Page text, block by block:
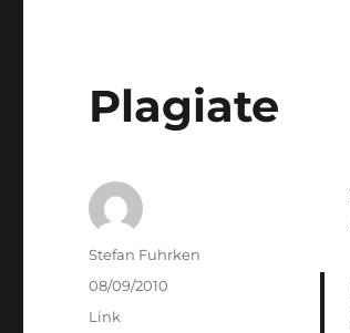
Plagiate
Author
Stefan Fuhrken
Posted
on
08/09/2010
Categories
Link